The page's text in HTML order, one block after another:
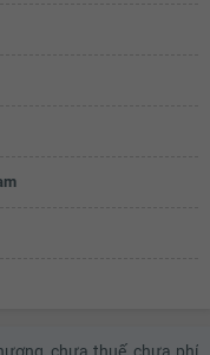
chưa thuế, chưa phí